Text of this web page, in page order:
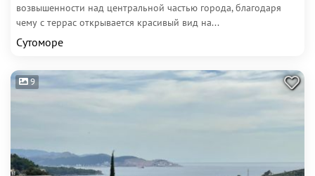
возвышенности над центральной частью города, благодаря
чему с террас открывается красивый вид на...
Сутоморе
9